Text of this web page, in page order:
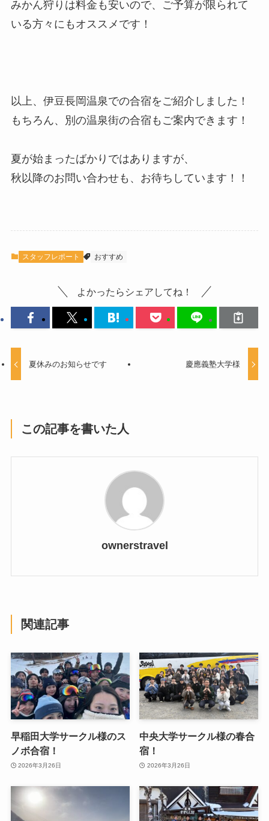
みかん狩りは料金も安いので、ご予算が限られて
いる方々にもオススメです！
以上、伊豆長岡温泉での合宿をご紹介しました！
もちろん、別の温泉街の合宿もご案内できます！
夏が始まったばかりではありますが、
秋以降のお問い合わせも、お待ちしています！！
スタッフレポート おすすめ
よかったらシェアしてね！
夏休みのお知らせです 慶應義塾大学様
この記事を書いた人
ownerstravel
関連記事
早稲田大学サークル様のス
ノボ合宿！
2026年3月26日
中央大学サークル様の春合
宿！
2026年3月26日